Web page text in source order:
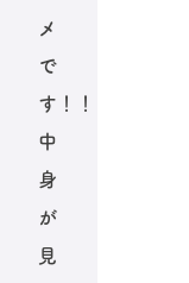
メ
で
す！！
中
身
が
見